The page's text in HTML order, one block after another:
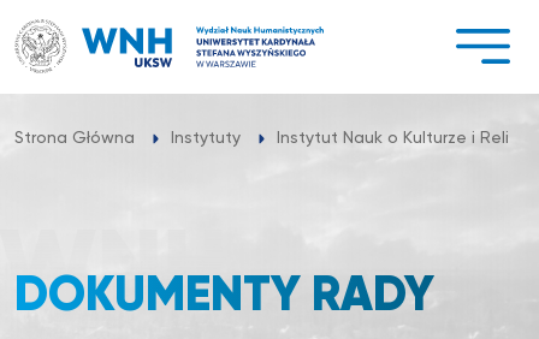
do
treści
Strona Główna Instytuty Instytut Nauk o Kulturze i Religii
DOKUMENTY RADY